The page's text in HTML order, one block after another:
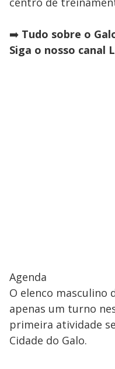
➡️ Tudo sobre o
Siga o nosso canal
Agenda
O elenco
apenas um turno
primeira atividade
Cidade do Galo.